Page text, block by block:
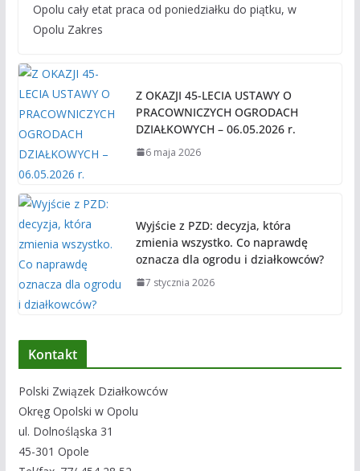
Opolu cały etat praca od poniedziałku do piątku, w
Opolu Zakres
Z OKAZJI 45-LECIA USTAWY O
PRACOWNICZYCH OGRODACH
DZIAŁKOWYCH – 06.05.2026 r.
6 maja 2026
Wyjście z PZD: decyzja, która
zmienia wszystko. Co naprawdę
oznacza dla ogrodu i działkowców?
7 stycznia 2026
Kontakt
Polski Związek Działkowców
Okręg Opolski w Opolu
ul. Dolnośląska 31
45-301 Opole